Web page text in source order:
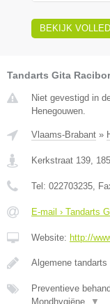
BEKIJK
Tandarts Gita
Niet gevestigd in
Henegouwen.
Vlaams-Brabant »
Kerkstraat 139
Tel: 022703235 ,
E-mail › Tandarts
Website: http://
Algemene tandarts
Preventieve
Mondhygiëne,
▼